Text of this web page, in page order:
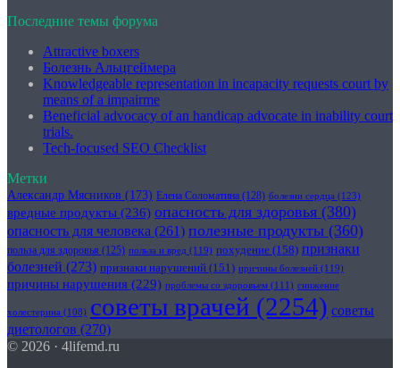
Последние темы форума
Attractive boxers
Болезнь Альцгеймера
Knowledgeable representation in incapacity requests court by
means of a impairme
Beneficial advocacy of an handicap advocate in inability court
trials.
Tech-focused SEO Checklist
Метки
Александр Мясников (173) Елена Соломатина (128) болезни сердца (123)
вредные продукты (236) опасность для здоровья (380)
опасность для человека (261) полезные продукты (360)
польза для здоровья (125) польза и вред (119) похудение (158) признаки
болезней (273) признаки нарушений (151) причины болезней (119)
причины нарушения (229) проблемы со здоровьем (111) снижение
холестерина (108) советы врачей (2254) советы
диетологов (270)
© 2026 · 4lifemd.ru